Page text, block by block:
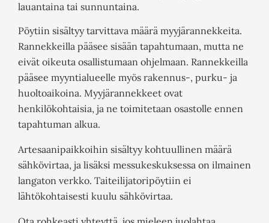
lauantaina tai sunnuntaina.
Pöytiin sisältyy tarvittava määrä myyjärannekkeita.
Rannekkeilla pääsee sisään tapahtumaan, mutta ne
eivät oikeuta osallistumaan ohjelmaan. Rannekkeilla
pääsee myyntialueelle myös rakennus-, purku- ja
huoltoaikoina. Myyjärannekkeet ovat
henkilökohtaisia, ja ne toimitetaan osastolle ennen
tapahtuman alkua.
Artesaanipaikkoihin sisältyy kohtuullinen määrä
sähkövirtaa, ja lisäksi messukeskuksessa on ilmainen
langaton verkko. Taiteilijatoripöytiin ei
lähtökohtaisesti kuulu sähkövirtaa.